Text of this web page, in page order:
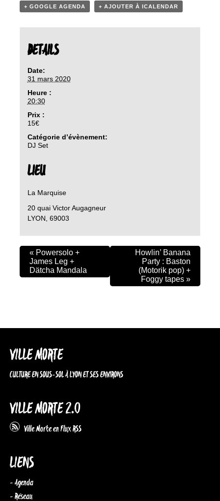
+ GOOGLE AGENDA + AJOUTER À ICALENDAR
DETAILS
Date:
31 mars 2020
Heure :
20:30
Prix :
15€
Catégorie d’évènement:
DJ Set
LIEU
La Marquise
20 quai Victor Augagneur
LYON 69003
« Powersolo +
James Leg +
Dätcha Mandala
Howlin’ Banana
Party : Baston
(Motorik pop) +
Foggy tapes »
VILLE MORTE
CULTURE EN SOUS-SOL À LYON ET SES ENVIRONS
VILLE MORTE 2.0
Ville Morte en Flux RSS
LIENS
- Agenda
- Réseau